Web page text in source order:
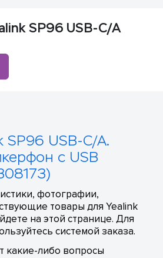
SP96 USB-C/A
SP96 USB-C/A.
с USB
фотографии,
товары для Yealink
на этой странице. Для
системой заказа.
какие-либо вопросы